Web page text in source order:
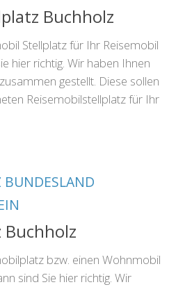
Buchholz
Stellplatz für Ihr Reisemobil
hier richtig. Wir haben Ihnen
gestellt. Diese sollen
Reisemobilstellplatz für Ihr
bzw. einen Wohnmobil
sind Sie hier richtig. Wir